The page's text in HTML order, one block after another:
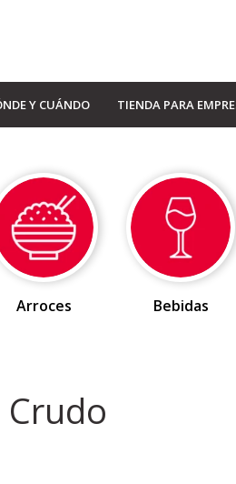
Y CUÁNDO TIENDA PARA
Arroces Bebidas